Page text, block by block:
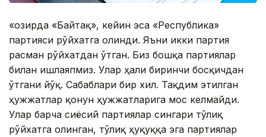
«Ҳозирда «Байтақ», кейин эса «Республика»
партияси рўйхатга олинди. Яъни икки партия
расман рўйхатдан ўтган. Биз бошқа партиялар
билан ишлаяпмиз. Улар ҳали биринчи босқичдан
ўтгани йўқ. Сабаблари бир хил. Тақдим этилган
ҳужжатлар қонун ҳужжатларига мос келмайди.
Улар барча сиёсий партиялар сингари тўлиқ
рўйхатга олинган, тўлиқ ҳуқуққа эга партиялар